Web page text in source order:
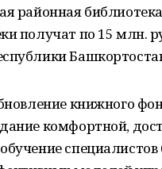
районная
получат по 15 млн.
книжного
комфортной,
специалистов